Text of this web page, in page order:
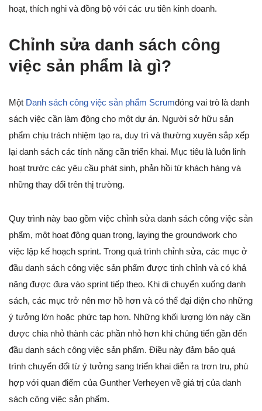
hoạt, thích nghi và đồng bộ với các ưu tiên kinh doanh.
Chỉnh sửa danh sách công
việc sản phẩm là gì?
Một Danh sách công việc sản phẩm Scrumđóng vai trò là danh
sách việc cần làm động cho một dự án. Người sở hữu sản
phẩm chịu trách nhiệm tạo ra, duy trì và thường xuyên sắp xếp
lại danh sách các tính năng cần triển khai. Mục tiêu là luôn linh
hoạt trước các yêu cầu phát sinh, phản hồi từ khách hàng và
những thay đổi trên thị trường.
Quy trình này bao gồm việc chỉnh sửa danh sách công việc sản
phẩm, một hoạt động quan trọng, laying the groundwork cho
việc lập kế hoạch sprint. Trong quá trình chỉnh sửa, các mục ở
đầu danh sách công việc sản phẩm được tinh chỉnh và có khả
năng được đưa vào sprint tiếp theo. Khi di chuyển xuống danh
sách, các mục trở nên mơ hồ hơn và có thể đại diện cho những
ý tưởng lớn hoặc phức tạp hơn. Những khối lượng lớn này cần
được chia nhỏ thành các phần nhỏ hơn khi chúng tiến gần đến
đầu danh sách công việc sản phẩm. Điều này đảm bảo quá
trình chuyển đổi từ ý tưởng sang triển khai diễn ra trơn tru, phù
hợp với quan điểm của Gunther Verheyen về giá trị của danh
sách công việc sản phẩm.